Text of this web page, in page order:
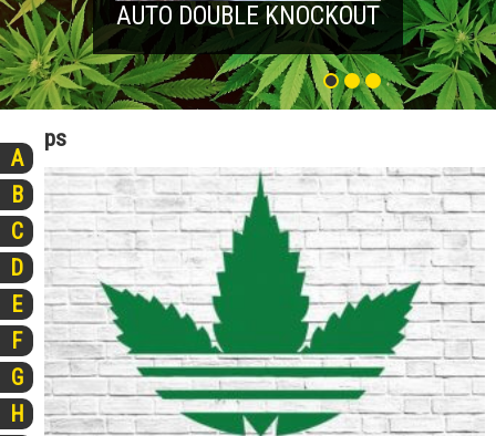
AUTO DOUBLE KNOCKOUT
A
B
C
D
E
F
G
H
ps